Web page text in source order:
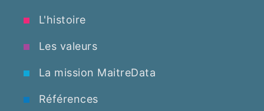
L'histoire
Les valeurs
La mission MaitreData
Références